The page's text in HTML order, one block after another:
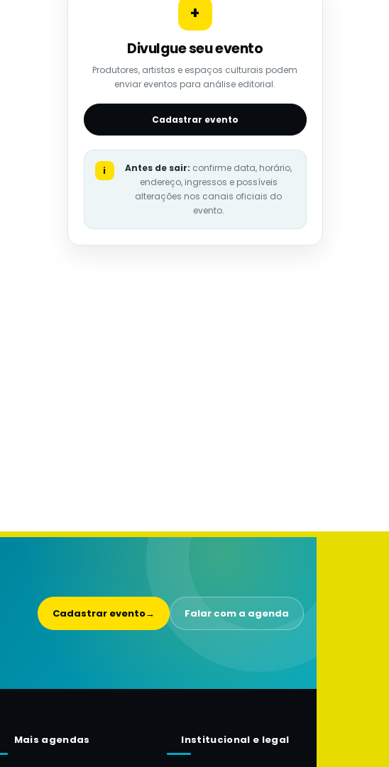
+
Divulgue seu evento
Produtores, artistas e espaços culturais podem
enviar eventos para análise editorial.
Cadastrar evento
i Antes de sair: confirme data, horário,
endereço, ingressos e possíveis
alterações nos canais oficiais do
evento.
Cadastrar evento→ Falar com a agenda
Mais agendas Institucional e legal